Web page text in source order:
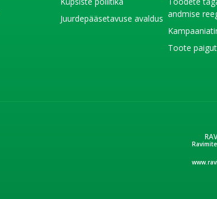
Juurdepääsetavuse avaldus andmise
Toote